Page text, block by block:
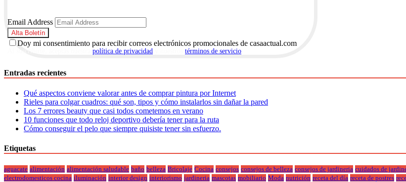
Email Address
Doy mi consentimiento para recibir correos electrónicos promocionales de casaactual.com
política de privacidad términos de servicio
Entradas recientes
Qué aspectos conviene valorar antes de comprar pintura por Internet
Rieles para colgar cuadros: qué son, tipos y cómo instalarlos sin dañar la pared
Los 7 errores beauty que casi todos cometemos en verano
10 funciones que todo reloj deportivo debería tener para la ruta
Cómo conseguir el pelo que siempre quisiste tener sin esfuerzo.
Etiquetas
aguacate alimentación alimentación saludable baño belleza Bricolaje Cocina consejos consejos de belleza consejos de jardineria cuidados de
electrodomesticos cocina iluminación interior design interiorismo jardineria mascotas mobiliario Moda nutrición receta del día receta de postres